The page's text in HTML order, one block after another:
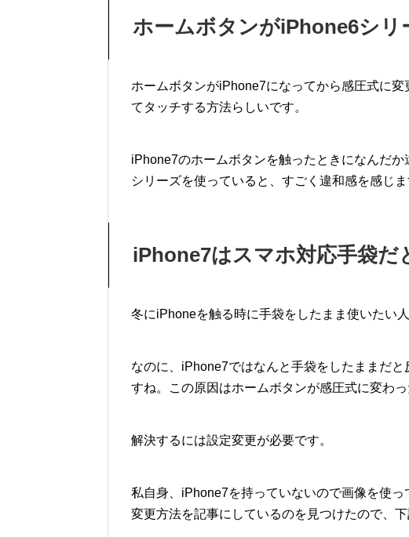
ホームボタンがiPhone6シリ
ホームボタンがiPhone7になってから感圧式に
てタッチする方法らしいです。
iPhone7のホームボタンを触ったときになんだ
シリーズを使っていると、すごく違和感を感じま
iPhone7はスマホ対応手袋だ
冬にiPhoneを触る時に手袋をしたまま使いたい
なのに、iPhone7ではなんと手袋をしたままだ
すね。この原因はホームボタンが感圧式に変わっ
解決するには設定変更が必要です。
私自身、iPhone7を持っていないので画像を使
変更方法を記事にしているのを見つけたので、